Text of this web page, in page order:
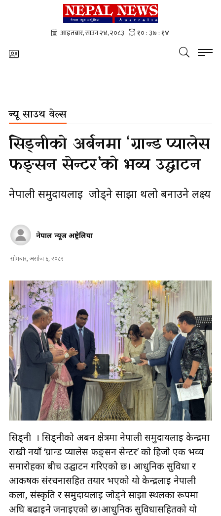
न्यू साउथ वेल्स
सिड्नीको अर्बनमा ‘ग्रान्ड प्यालेस
फङ्सन सेन्टर’को भव्य उद्घाटन
नेपाली समुदायलाई जोड्ने साझा थलो बनाउने लक्ष्य
नेपाल न्यूज अष्ट्रेलिया
सोमबार, असोज ६, २०८२
सिड्नी । सिड्नीको अर्बन क्षेत्रमा नेपाली समुदायलाई केन्द्रमा
राखी नयाँ ‘ग्रान्ड प्यालेस फङ्सन सेन्टर’ को हिजो एक भव्य
समारोहका बीच उद्घाटन गरिएको छ। आधुनिक सुविधा र
आकर्षक संरचनासहित तयार भएको यो केन्द्रलाई नेपाली
कला, संस्कृति र समुदायलाई जोड्ने साझा स्थलका रूपमा
अघि बढाइने जनाइएको छ।आधुनिक सुविधासहितको यो